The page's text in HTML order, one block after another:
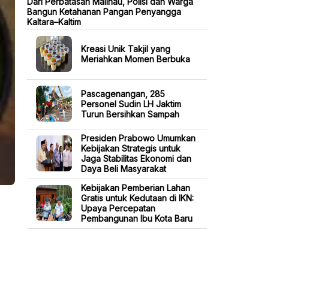
Bangun Ketahanan Pangan Penyangga
Kaltara–Kaltim
Kreasi Unik Takjil yang
Meriahkan Momen Berbuka
Pascagenangan, 285
Personel Sudin LH Jaktim
Turun Bersihkan Sampah
Presiden Prabowo Umumkan
Kebijakan Strategis untuk
Jaga Stabilitas Ekonomi dan
Daya Beli Masyarakat
Kebijakan Pemberian Lahan
Gratis untuk Kedutaan di IKN:
Upaya Percepatan
Pembangunan Ibu Kota Baru